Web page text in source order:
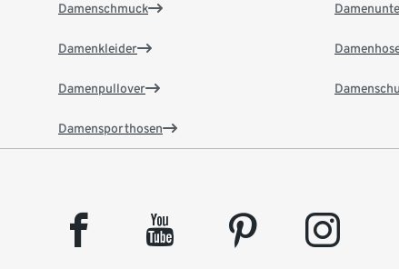
Damenschmuck
Damenkleider
Damenpullover
Damensporthosen
facebook youtube pinterest instagram